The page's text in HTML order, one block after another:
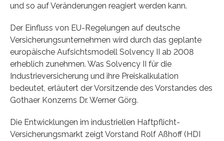
und so auf Veränderungen reagiert werden kann.
Der Einfluss von EU-Regelungen auf deutsche
Versicherungsunternehmen wird durch das geplante
europäische Aufsichtsmodell Solvency II ab 2008
erheblich zunehmen. Was Solvency II für die
Industrieversicherung und ihre Preiskalkulation
bedeutet, erläutert der Vorsitzende des Vorstandes des
Gothaer Konzerns Dr. Werner Görg.
Die Entwicklungen im industriellen Haftpflicht-
Versicherungsmarkt zeigt Vorstand Rolf Aßhoff (HDI